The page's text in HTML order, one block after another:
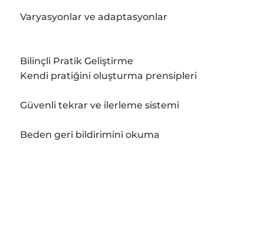
Varyasyonlar ve adaptasyonlar
Bilinçli Pratik Geliştirme
Kendi pratiğini oluşturma prensipleri
Güvenli tekrar ve ilerleme sistemi
Beden geri bildirimini okuma